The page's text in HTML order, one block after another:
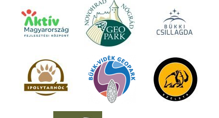
ONLINE JEGYVÁSÁRLÁS